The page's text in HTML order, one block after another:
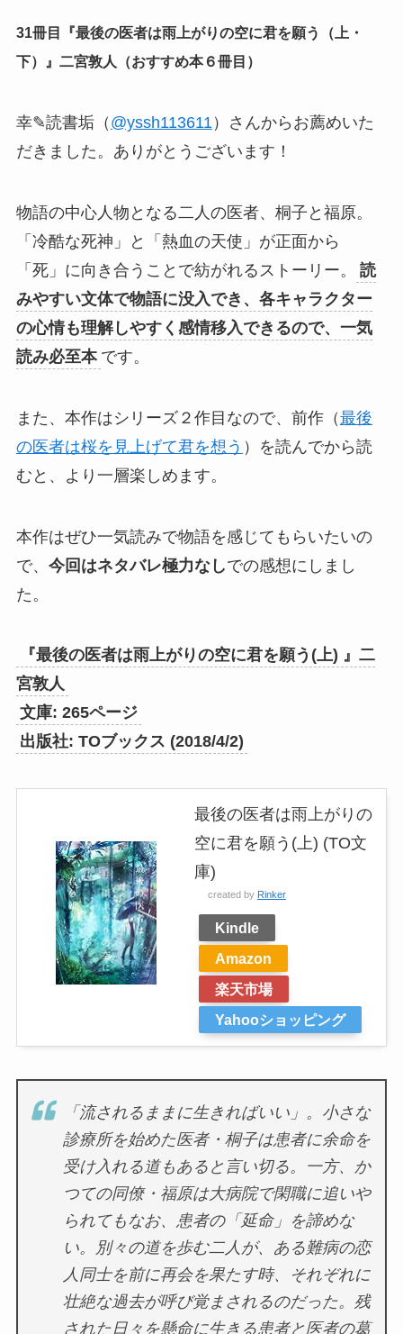
31冊目『最後の医者は雨上がりの空に君を願う（上・
下）』二宮敦人（おすすめ本６冊目）
幸✎読書垢（ @yssh113611）さんからお薦めいた
だきました。ありがとうございます！
物語の中心人物となる二人の医者、桐子と福原。
「冷酷な死神」と「熱血の天使」が正面から
「死」に向き合うことで紡がれるストーリー。
読
みやすい文体で物語に没入でき、各キャラクター
の心情も理解しやすく感情移入できるので、一気
読み必至本 です。
また、本作はシリーズ２作目なので、前作（最後
の医者は桜を見上げて君を想う ）を読んでから読
むと、より一層楽しめます。
本作はぜひ一気読みで物語を感じてもらいたいの
で、 今回はネタバレ極力なしでの感想にしまし
た。
『最後の医者は雨上がりの空に君を願う(上) 』二
宮敦人
文庫: 265ページ
出版社: TOブックス (2018/4/2)
最後の医者は雨上がりの
空に君を願う(上) (TO文
庫)
created by Rinker
Kindle
Amazon
楽天市場
Yahooショッピング
「流されるままに生きればいい」。小さな
診療所を始めた医者・桐子は患者に余命を
受け入れる道もあると言い切る。一方、か
つての同僚・福原は大病院で閑職に追いや
られてもなお、患者の「延命」を諦めな
い。別々の道を歩む二人が、ある難病の恋
人同士を前に再会を果たす時、それぞれに
壮絶な過去が呼び覚まされるのだった。残
された日々を懸命に生きる患者と医者の葛